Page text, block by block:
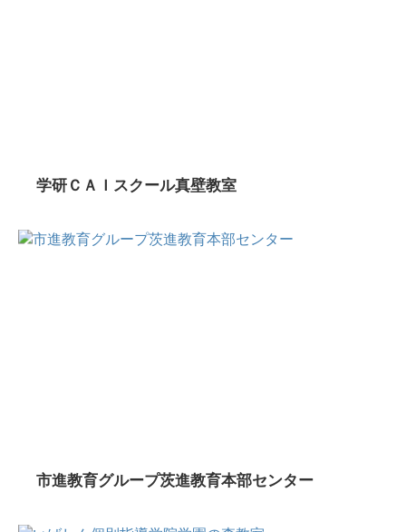
学研ＣＡＩスクール真壁教室
市進教育グループ茨進教育本部センター